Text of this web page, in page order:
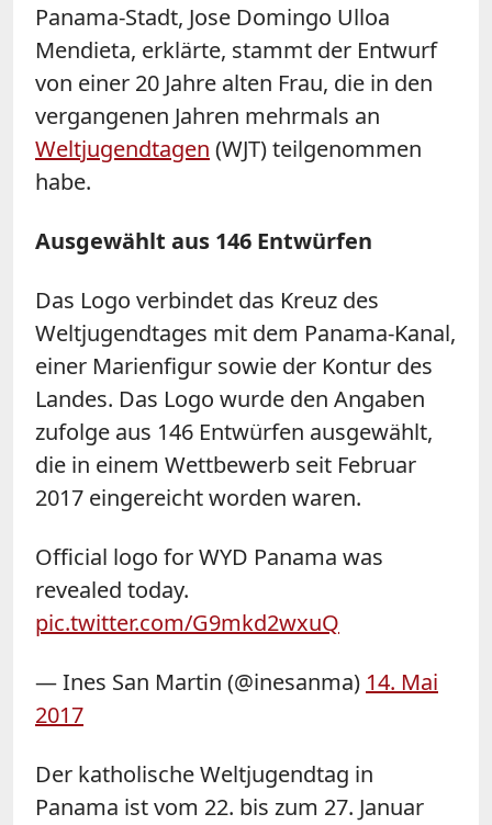
Panama-Stadt, Jose Domingo Ulloa
Mendieta, erklärte, stammt der Entwurf
von einer 20 Jahre alten Frau, die in den
vergangenen Jahren mehrmals an
Weltjugendtagen (WJT) teilgenommen
habe.
Ausgewählt aus 146 Entwürfen
Das Logo verbindet das Kreuz des
Weltjugendtages mit dem Panama-Kanal,
einer Marienfigur sowie der Kontur des
Landes. Das Logo wurde den Angaben
zufolge aus 146 Entwürfen ausgewählt,
die in einem Wettbewerb seit Februar
2017 eingereicht worden waren.
Official logo for WYD Panama was
revealed today.
pic.twitter.com/G9mkd2wxuQ
— Ines San Martin (@inesanma) 14. Mai
2017
Der katholische Weltjugendtag in
Panama ist vom 22. bis zum 27. Januar